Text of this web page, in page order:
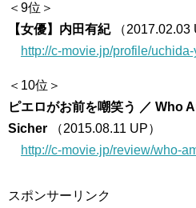
＜9位＞
【女優】内田有紀（2017.02.03
http://c-movie.jp/profile/
＜10位＞
ピエロがお前を嘲笑う ／ Who
Sicher （2015.08.11 UP）
http://c-movie.jp/review/who-
スポンサーリンク